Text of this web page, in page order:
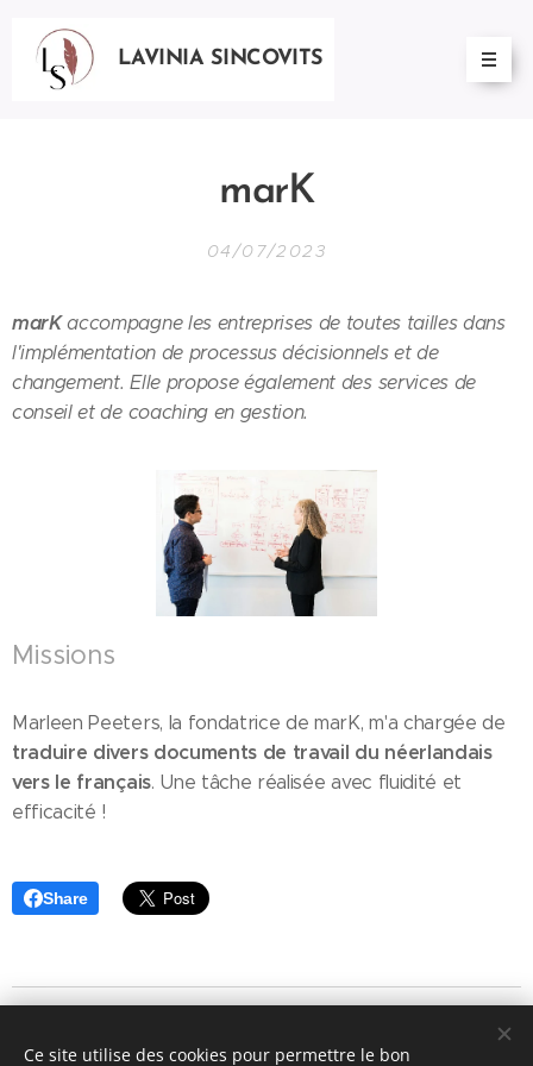
LAVINIA SINCOVITS
marK
04/07/2023
marKaccompagne les entreprises de toutes tailles dans
l'implémentation de processus décisionnels et de
changement. Elle propose également des services de
conseil et de coaching en gestion.
Missions
Marleen Peeters, la fondatrice de marK, m'a chargée de
traduire divers documents de travail du néerlandais
vers le français. Une tâche réalisée avec fluidité et
efficacité !
Share
"No matter what people tell you, words and ideas can change
Ce site utilise des cookies pour permettre le bon